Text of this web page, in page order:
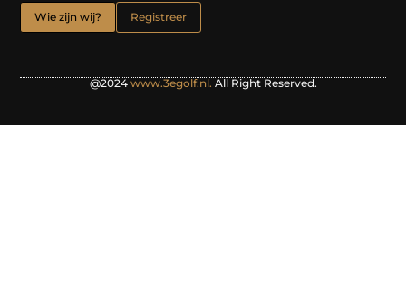
Wie zijn wij? Registreer
@2024www.3egolf.nl.All Right Reserved.